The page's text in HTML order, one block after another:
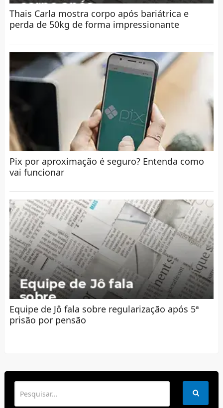
Thais Carla mostra corpo após bariátrica e
perda de 50kg de forma impressionante
Pix por aproximação é seguro? Entenda como
vai funcionar
Equipe de Jô fala sobre regularização após 5ª
prisão por pensão